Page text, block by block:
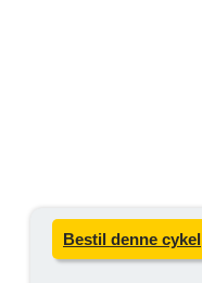
Bestil denne cykel